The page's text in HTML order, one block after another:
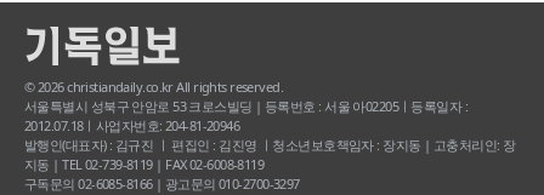
© 2026 christiandaily.co.kr All rights reserved.
서울특별시 성북구 안암로 53 크로스빌딩 | 등록번호 : 서울 아02205ㅣ등록일자 :
2012.07.18ㅣ사업자번호: 204-81-20946
발행인(대표자) : 김규진 ㅣ 편집인 : 김진영 ㅣ청소년보호책임자 : 장지동 | 고충처리인: 장
지동 | TEL 02-739-8119 | FAX 02-6008-8119
구독문의 02-6085-8166 | 광고문의 010-2700-3297